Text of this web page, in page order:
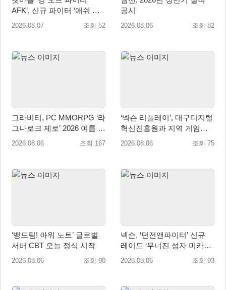
AFK’, 신규 파이터 ‘애쉬 크
림존’ 업데이트
2026.08.07 조회 52
공시
2026.08.06 조회 82
그라비티, PC MMORPG ‘라
그나로크 제로’ 2026 여름 프
로모션 진행!
2026.08.06 조회 167
‘넥슨 리플레이’, 대구디지털
혁신진흥원과 지역 게임산
업 육성 위한 업무협약 체결
2026.08.06 조회 75
‘뱅드림! 아워 노트’ 글로벌
서버 CBT 오늘 정식 시작
2026.08.06 조회 90
넥슨, ‘던전앤파이터’ 신규
레이드 ‘무너진 성자 미카엘
라’ 업데이트!
2026.08.06 조회 93